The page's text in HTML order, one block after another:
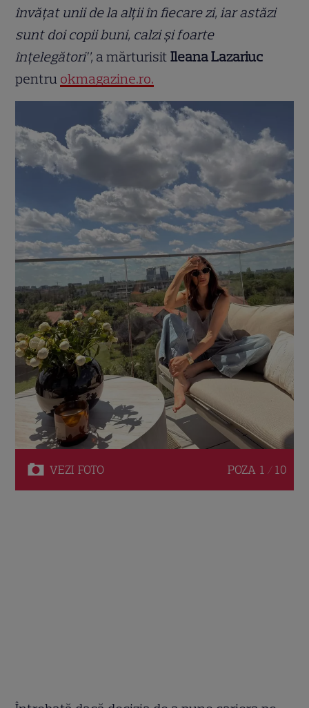
învăţat unii de la alţii în fiecare zi, iar astăzi
sunt doi copii buni, calzi şi foarte
înțelegători”, a mărturisitIleana Lazariuc
pentru okmagazine.ro.
VEZI FOTO POZA 1 / 10